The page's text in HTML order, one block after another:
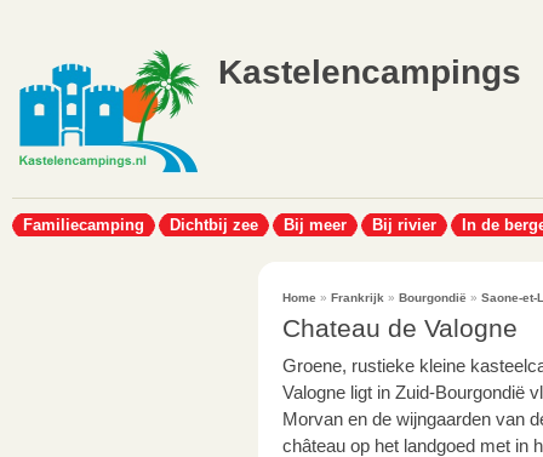
Kastelencampings
Familiecamping Dichtbij zee Bij meer Bij rivier In de
Home » Frankrijk » Bourgondië » Saone-et-
Chateau de Valogne
Groene, rustieke kleine
Valogne ligt in Zuid-Bourgondië
Morvan en de wijngaarden van
château op het landgoed met in